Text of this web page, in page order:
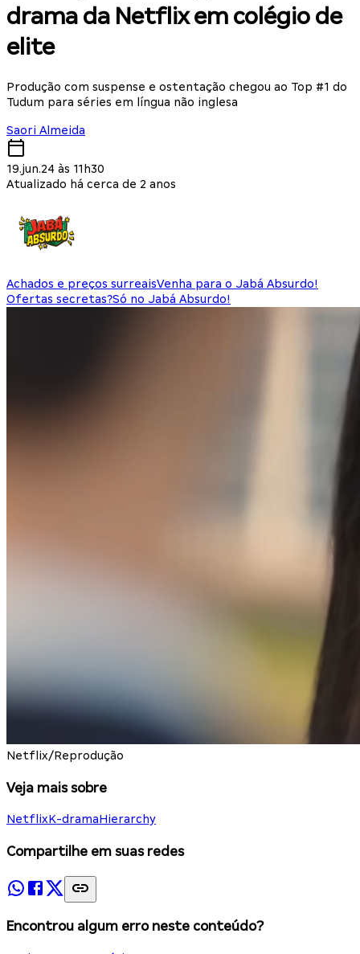
drama da Netflix em colégio de
elite
Produção com suspense e ostentação chegou ao Top #1 do
Tudum para séries em língua não inglesa
Saori Almeida
19.jun.24 às 11h30
Atualizado há cerca de 2 anos
Achados e preços surreaisVenha para o Jabá Absurdo!
Ofertas secretas?Só no Jabá Absurdo!
Netflix/Reprodução
Veja mais sobre
NetflixK-dramaHierarchy
Compartilhe em suas redes
Encontrou algum erro neste conteúdo?